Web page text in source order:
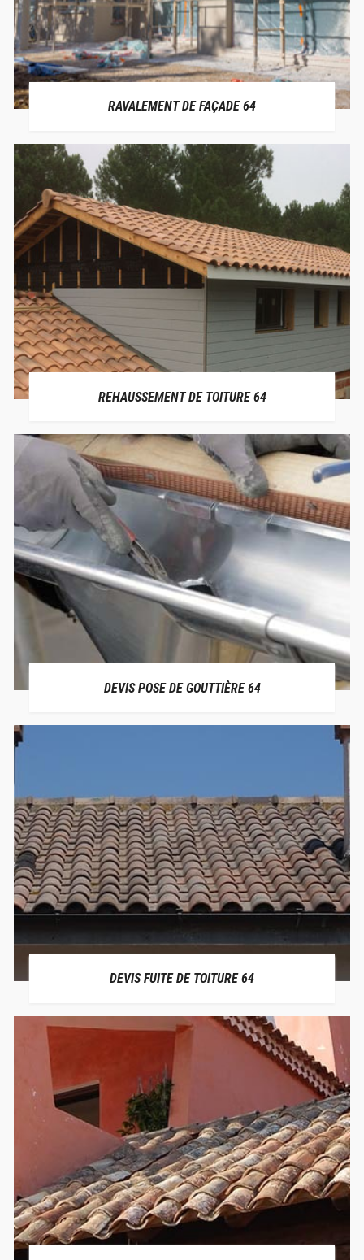
RAVALEMENT DE FAÇADE 64
REHAUSSEMENT DE TOITURE 64
DEVIS POSE DE GOUTTIÈRE 64
DEVIS FUITE DE TOITURE 64